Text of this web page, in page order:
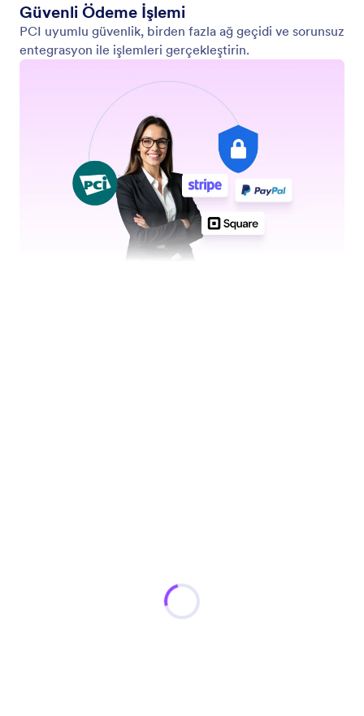
Güvenli Ödeme İşlemi
PCI uyumlu güvenlik, birden fazla ağ geçidi ve sorunsuz
entegrasyon ile işlemleri gerçekleştirin.